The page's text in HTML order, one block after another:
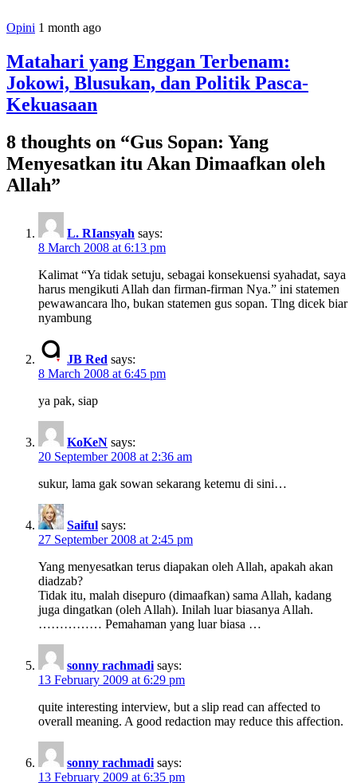
Opini 1 month ago
Matahari yang Enggan Terbenam:
Jokowi, Blusukan, dan Politik Pasca-
Kekuasaan
8 thoughts on “Gus Sopan: Yang
Menyesatkan itu Akan Dimaafkan oleh
Allah”
L. RIansyah says:
8 March 2008 at 6:13 pm
Kalimat “Ya tidak setuju, sebagai konsekuensi syahadat, saya
harus mengikuti Allah dan firman-firman Nya.” ini statemen
pewawancara lho, bukan statemen gus sopan. Tlng dicek biar
nyambung
JB Red says:
8 March 2008 at 6:45 pm
ya pak, siap
KoKeN says:
20 September 2008 at 2:36 am
sukur, lama gak sowan sekarang ketemu di sini…
Saiful says:
27 September 2008 at 2:45 pm
Yang menyesatkan terus diapakan oleh Allah, apakah akan
diadzab?
Tidak itu, malah disepuro (dimaafkan) sama Allah, kadang
juga dingatkan (oleh Allah). Inilah luar biasanya Allah.
…………… Pemahaman yang luar biasa …
sonny rachmadi says:
13 February 2009 at 6:29 pm
quite interesting interview, but a slip read can affected to
overall meaning. A good redaction may reduce this affection.
sonny rachmadi says:
13 February 2009 at 6:35 pm